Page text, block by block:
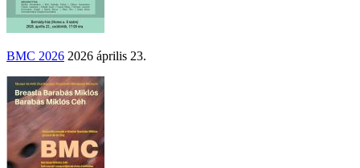
BMC 2026 2026 április 23.